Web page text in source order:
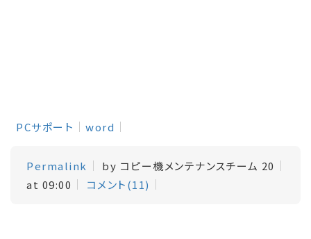
PCサポート word
Permalink
by コピー機メンテナンスチーム 20
at 09:00
コメント(11)